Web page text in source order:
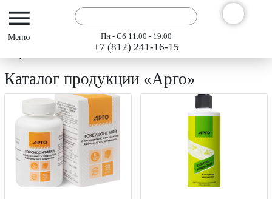
Пн - Сб 11.00 - 19.00
+7 (812) 241-16-15
Каталог
Каталог продукции «Арго»